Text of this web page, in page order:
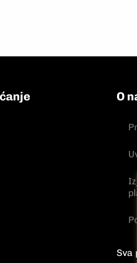
O
Sva